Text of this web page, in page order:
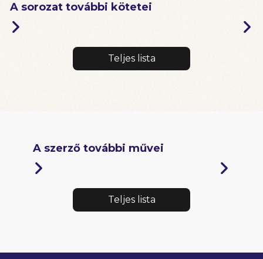
A sorozat további kötetei
Teljes lista
A szerző további művei
Teljes lista